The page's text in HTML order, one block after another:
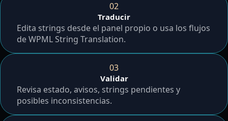
02
Traducir
Edita strings desde el panel propio o usa los flujos
de WPML String Translation.
03
Validar
Revisa estado, avisos, strings pendientes y
posibles inconsistencias.